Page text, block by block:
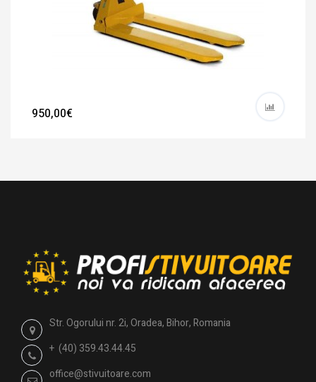
950,00€
Str. Ogorului nr. 2i, Oradea, Bihor, Romania
+ (40) 359.43.44.45
office@stivuitoare.com